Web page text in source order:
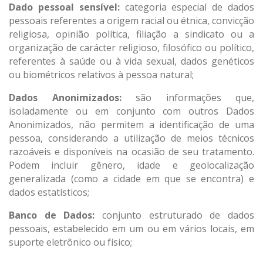
Dado pessoal sensível:categoria especial de dados
pessoais referentes a origem racial ou étnica, convicção
religiosa, opinião política, filiação a sindicato ou a
organização de carácter religioso, filosófico ou político,
referentes à saúde ou à vida sexual, dados genéticos
ou biométricos relativos à pessoa natural;
Dados Anonimizados: são informações que,
isoladamente ou em conjunto com outros Dados
Anonimizados, não permitem a identificação de uma
pessoa, considerando a utilização de meios técnicos
razoáveis e disponíveis na ocasião de seu tratamento.
Podem incluir gênero, idade e geolocalização
generalizada (como a cidade em que se encontra) e
dados estatísticos;
Banco de Dados: conjunto estruturado de dados
pessoais, estabelecido em um ou em vários locais, em
suporte eletrônico ou físico;